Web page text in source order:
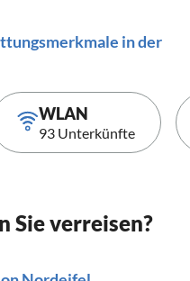
in der
WLAN
93 Unterkünfte
Sie verreisen?